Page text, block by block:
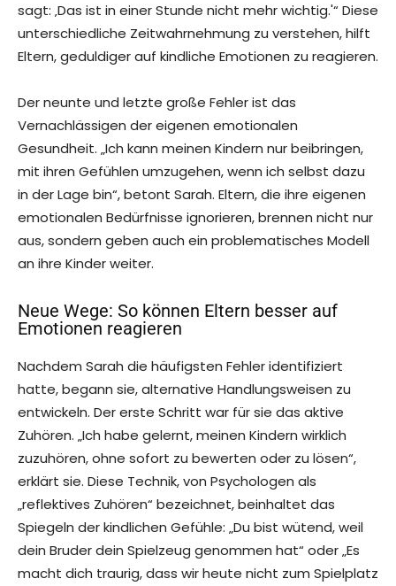
sagt: ‚Das ist in einer Stunde nicht mehr wichtig.'“ Diese
unterschiedliche Zeitwahrnehmung zu verstehen, hilft
Eltern, geduldiger auf kindliche Emotionen zu reagieren.
Der neunte und letzte große Fehler ist das
Vernachlässigen der eigenen emotionalen
Gesundheit. „Ich kann meinen Kindern nur beibringen,
mit ihren Gefühlen umzugehen, wenn ich selbst dazu
in der Lage bin“, betont Sarah. Eltern, die ihre eigenen
emotionalen Bedürfnisse ignorieren, brennen nicht nur
aus, sondern geben auch ein problematisches Modell
an ihre Kinder weiter.
Neue Wege: So können Eltern besser auf
Emotionen reagieren
Nachdem Sarah die häufigsten Fehler identifiziert
hatte, begann sie, alternative Handlungsweisen zu
entwickeln. Der erste Schritt war für sie das aktive
Zuhören. „Ich habe gelernt, meinen Kindern wirklich
zuzuhören, ohne sofort zu bewerten oder zu lösen“,
erklärt sie. Diese Technik, von Psychologen als
„reflektives Zuhören“ bezeichnet, beinhaltet das
Spiegeln der kindlichen Gefühle: „Du bist wütend, weil
dein Bruder dein Spielzeug genommen hat“ oder „Es
macht dich traurig, dass wir heute nicht zum Spielplatz